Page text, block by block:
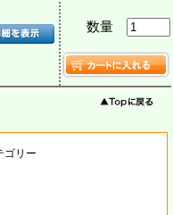
数量
ゴリー